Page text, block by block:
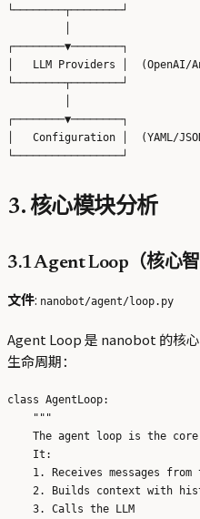
└────────┬────────┘
┌────────▼────────┐
│   LLM Providers │  (OpenAI/
└────────┬────────┘
┌────────▼────────┐
│   Configuration │  (YAML/
3. 核心模块分析
3.1 Agent Loop（核心智
文件: nanobot/agent/loop.py
Agent Loop 是 nanobot 的核
生命周期：
class AgentLoop:
    """
The agent loop is the
    It:
1. Receives messages from
2. Builds context with
    3. Calls the LLM